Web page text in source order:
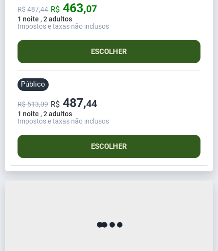
1 noite , 2 adultos
R$487,44 R$ 463,07
Impostos e taxas não inclusos
ESCOLHER
Público
1 noite , 2 adultos
R$ 513,09 R$ 487,44
Impostos e taxas não inclusos
ESCOLHER